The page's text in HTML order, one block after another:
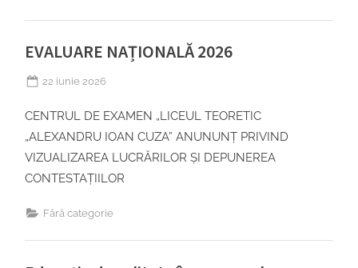
EVALUARE NAȚIONALĂ 2026
Posted
22 iunie 2026
CENTRUL DE EXAMEN „LICEUL TEORETIC
„ALEXANDRU IOAN CUZA” ANUNUNȚ PRIVIND
VIZUALIZAREA LUCRĂRILOR ȘI DEPUNEREA
CONTESTAȚIILOR
Fără categorie